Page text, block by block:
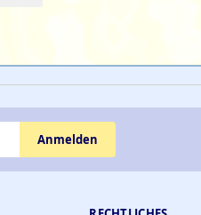
Anmelden